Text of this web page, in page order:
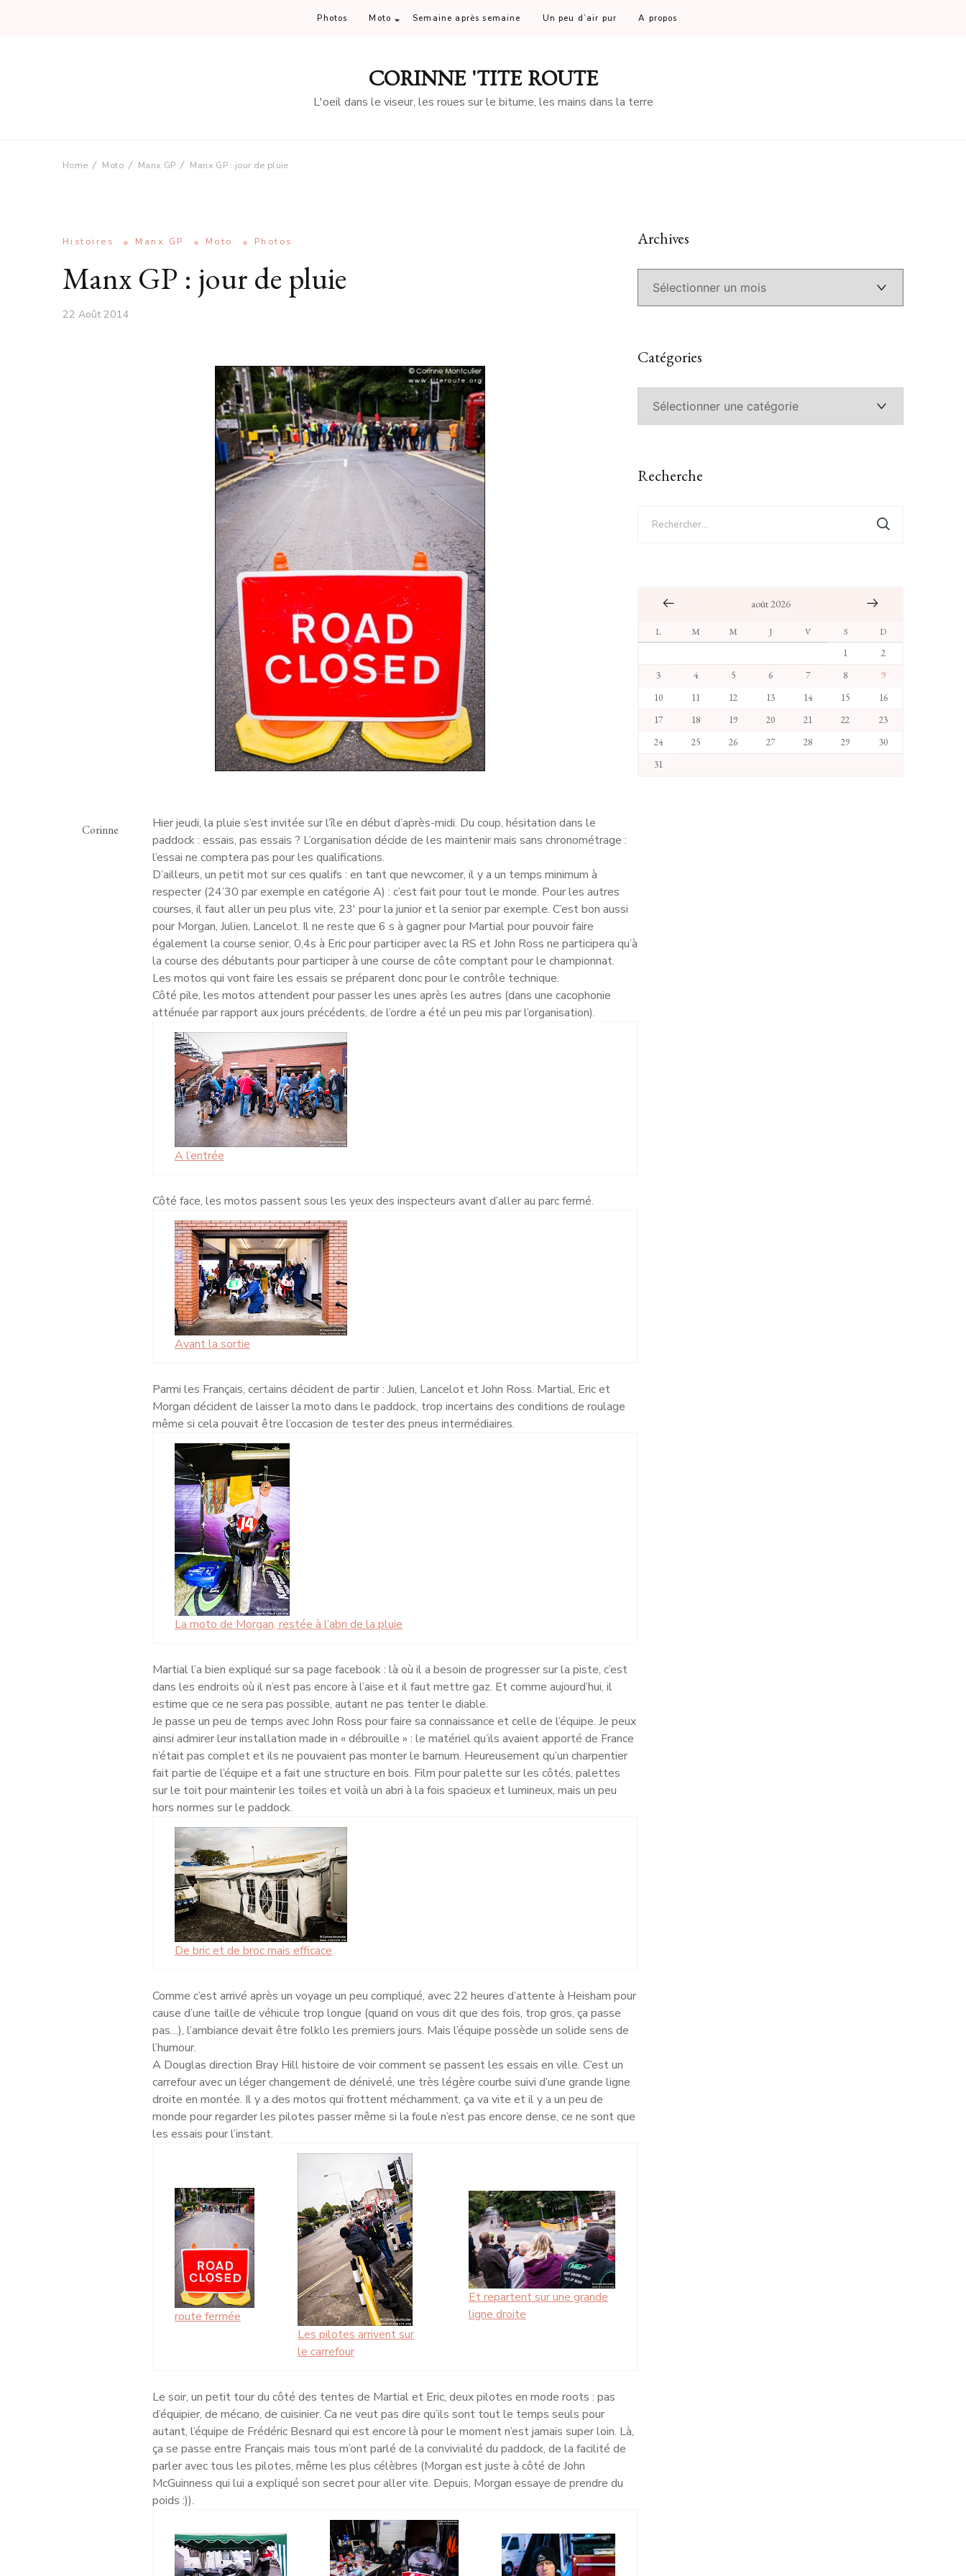
Photos Moto Semaine après semaine Un peu d’air pur A propos
CORINNE 'TITE ROUTE
L'oeil dans le viseur, les roues sur le bitume, les mains dans la terre
Home Moto Manx GP Manx GP : jour de pluie
Histoires Manx GP Moto Photos
Manx GP : jour de pluie
22 Août 2014
Corinne
Hier jeudi, la pluie s’est invitée sur l’île en début d’après-midi. Du coup, hésitation dans le
paddock : essais, pas essais ? L’organisation décide de les maintenir mais sans chronométrage :
l’essai ne comptera pas pour les qualifications.
D’ailleurs, un petit mot sur ces qualifs : en tant que newcomer, il y a un temps minimum à
respecter (24’30 par exemple en catégorie A) : c’est fait pour tout le monde. Pour les autres
courses, il faut aller un peu plus vite, 23′ pour la junior et la senior par exemple. C’est bon aussi
pour Morgan, Julien, Lancelot. Il ne reste que 6 s à gagner pour Martial pour pouvoir faire
également la course senior, 0,4s à Eric pour participer avec la RS et John Ross ne participera qu’à
la course des débutants pour participer à une course de côte comptant pour le championnat.
Les motos qui vont faire les essais se préparent donc pour le contrôle technique.
Côté pile, les motos attendent pour passer les unes après les autres (dans une cacophonie
atténuée par rapport aux jours précédents, de l’ordre a été un peu mis par l’organisation).
A l’entrée
Côté face, les motos passent sous les yeux des inspecteurs avant d’aller au parc fermé.
Avant la sortie
Parmi les Français, certains décident de partir : Julien, Lancelot et John Ross. Martial, Eric et
Morgan décident de laisser la moto dans le paddock, trop incertains des conditions de roulage
même si cela pouvait être l’occasion de tester des pneus intermédiaires.
La moto de Morgan, restée à l’abri de la pluie
Martial l’a bien expliqué sur sa page facebook : là où il a besoin de progresser sur la piste, c’est
dans les endroits où il n’est pas encore à l’aise et il faut mettre gaz. Et comme aujourd’hui, il
estime que ce ne sera pas possible, autant ne pas tenter le diable.
Je passe un peu de temps avec John Ross pour faire sa connaissance et celle de l’équipe. Je peux
ainsi admirer leur installation made in « débrouille » : le matériel qu’ils avaient apporté de France
n’était pas complet et ils ne pouvaient pas monter le barnum. Heureusement qu’un charpentier
fait partie de l’équipe et a fait une structure en bois. Film pour palette sur les côtés, palettes
sur le toit pour maintenir les toiles et voilà un abri à la fois spacieux et lumineux, mais un peu
hors normes sur le paddock.
De bric et de broc mais efficace
Comme c’est arrivé après un voyage un peu compliqué, avec 22 heures d’attente à Heisham pour
cause d’une taille de véhicule trop longue (quand on vous dit que des fois, trop gros, ça passe
pas…), l’ambiance devait être folklo les premiers jours. Mais l’équipe possède un solide sens de
l’humour.
A Douglas direction Bray Hill histoire de voir comment se passent les essais en ville. C’est un
carrefour avec un léger changement de dénivelé, une très légère courbe suivi d’une grande ligne
droite en montée. Il y a des motos qui frottent méchamment, ça va vite et il y a un peu de
monde pour regarder les pilotes passer même si la foule n’est pas encore dense, ce ne sont que
les essais pour l’instant.
route fermée
Les pilotes arrivent sur
le carrefour
Et repartent sur une grande
ligne droite
Le soir, un petit tour du côté des tentes de Martial et Eric, deux pilotes en mode roots : pas
d’équipier, de mécano, de cuisinier. Ca ne veut pas dire qu’ils sont tout le temps seuls pour
autant, l’équipe de Frédéric Besnard qui est encore là pour le moment n’est jamais super loin. Là,
ça se passe entre Français mais tous m’ont parlé de la convivialité du paddock, de la facilité de
parler avec tous les pilotes, même les plus célèbres (Morgan est juste à côté de John
McGuinness qui lui a expliqué son secret pour aller vite. Depuis, Morgan essaye de prendre du
poids :)).
Archives
Catégories
Recherche
août 2026
L M M J V S
D
1
2
3
4 5 6 7 8
9
10
11 12 13 14 15
16
17
18 19 20 21 22
23
24
25 26 27 28 29
30
31